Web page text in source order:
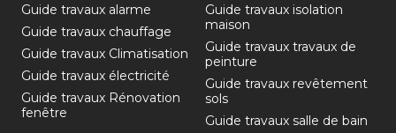
Guide travaux alarme
Guide travaux chauffage
Guide travaux Climatisation
Guide travaux électricité
Guide travaux Rénovation
fenêtre
Guide travaux isolation
maison
Guide travaux travaux de
peinture
Guide travaux revêtement
sols
Guide travaux salle de bain